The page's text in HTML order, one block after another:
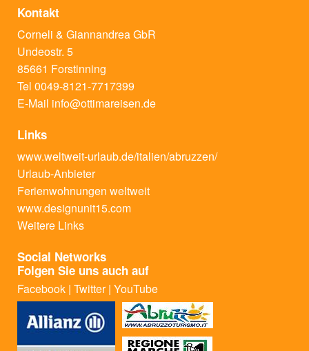
Kontakt
Corneli & Giannandrea GbR
Undeostr. 5
85661 Forstinning
Tel 0049-8121-7717399
E-Mail info@ottimareisen.de
Links
www.weltweit-urlaub.de/italien/abruzzen/
Urlaub-Anbieter
Ferienwohnungen weltweit
www.designunit15.com
Weitere Links
Social Networks
Folgen Sie uns auch auf
Facebook | Twitter| YouTube